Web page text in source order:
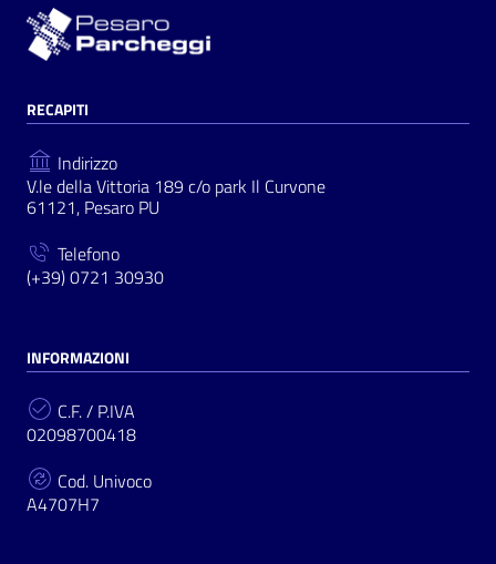
RECAPITI
Indirizzo
V.le della Vittoria 189 c/o park Il Curvone
61121, Pesaro PU
Telefono
(+39) 0721 30930
INFORMAZIONI
C.F. / P.IVA
02098700418
Cod. Univoco
A4707H7